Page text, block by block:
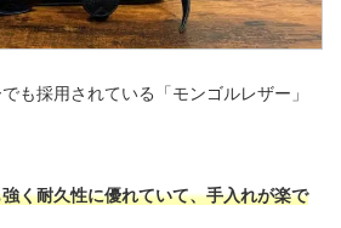
も採用されている「モンゴルレザー」
く耐久性に優れていて、手入れが楽で